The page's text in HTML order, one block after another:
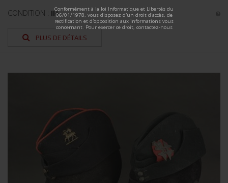
Conformément à la loi Informatique et Libertés du
06/01/1978, vous disposez d'un droit d'accès, de
rectification et d'opposition aux informations vous
concernant. Pour exercer ce droit, contactez-nous
CONDITION : II+
PLUS DE DÉTAILS